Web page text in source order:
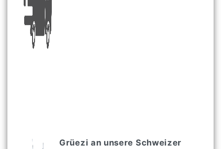
Grüezi an unsere Schweizer